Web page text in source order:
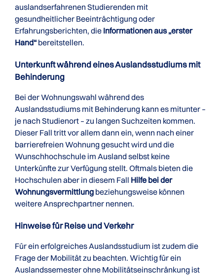
auslandserfahrenen Studierenden mit
gesundheitlicher Beeinträchtigung oder
Erfahrungsberichten, die Informationen aus „erster
Hand“bereitstellen.
Unterkunft während eines Auslands­studiums mit
Behinderung
Bei der Wohnungswahl während des
Auslandsstudiums mit Behinderung kann es mitunter –
je nach Studienort – zu langen Suchzeiten kommen.
Dieser Fall tritt vor allem dann ein, wenn nach einer
barrierefreien Wohnung gesucht wird und die
Wunschhochschule im Ausland selbst keine
Unterkünfte zur Verfügung stellt. Oftmals bieten die
Hochschulen aber in diesem Fall Hilfe bei der
Wohnungsvermittlung beziehungsweise können
weitere Ansprechpartner nennen.
Hinweise für Reise und Verkehr
Für ein erfolgreiches Auslandsstudium ist zudem die
Frage der Mobilität zu beachten. Wichtig für ein
Auslandssemester ohne Mobilitätseinschränkung ist